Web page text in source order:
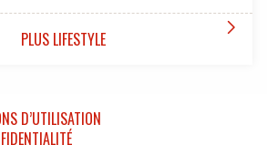
PLUS LIFESTYLE 
D’UTILISATION